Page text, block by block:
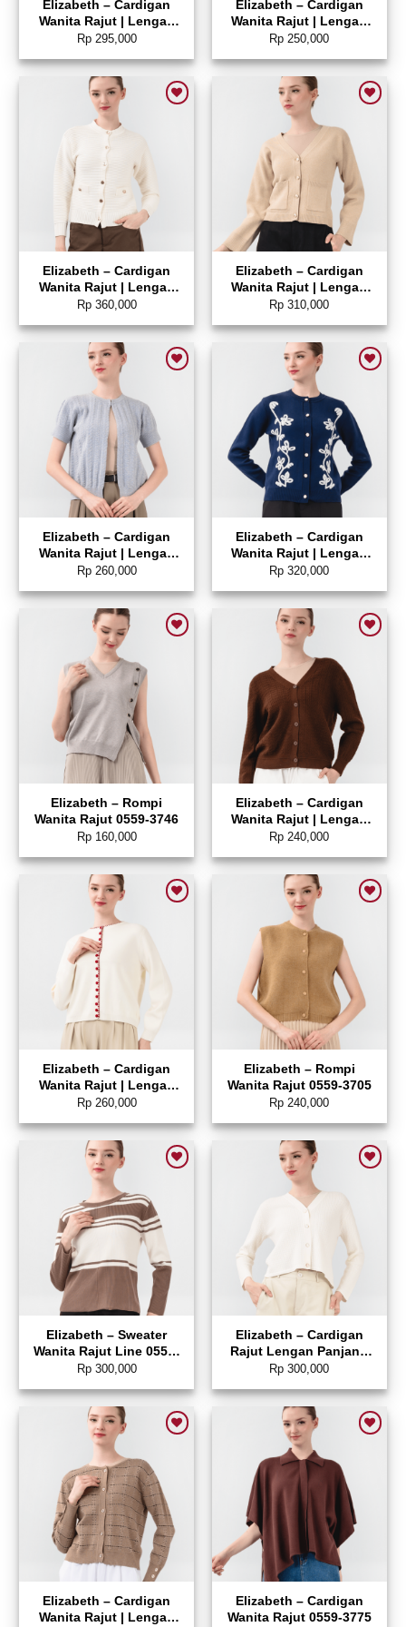
Elizabeth – Cardigan
Wanita Rajut | Lengan
Panjang 0559-3776
Rp295,000
Elizabeth – Cardigan
Wanita Rajut | Lengan
Panjang 0559-3774
Rp 250,000
Elizabeth – Cardigan
Wanita Rajut | Lengan
Panjang 0559-3770
Rp360,000
Add to wishlist
Elizabeth – Cardigan
Wanita Rajut | Lengan
Panjang 0559-3767
Rp 310,000
Elizabeth – Cardigan
Wanita Rajut | Lengan
Pendek 0559-3765
Rp260,000
Add to wishlist
Elizabeth – Cardigan
Wanita Rajut | Lengan
Panjang 0559-3764
Rp 320,000
Add to wishlist
Elizabeth – Rompi
Wanita Rajut 0559-3746
Rp160,000
Elizabeth – Cardigan
Wanita Rajut | Lengan
Panjang 0559-3742
Rp 240,000
Add to wishlist
Elizabeth – Cardigan
Wanita Rajut | Lengan
Panjang 0559-3739
Rp260,000
Add to wishlist
Elizabeth – Rompi
Wanita Rajut 0559-3705
Rp 240,000
Add to wishlist
Elizabeth – Sweater
Wanita Rajut Line 0559-
3644
Rp300,000
Add to wishlist
Elizabeth – Cardigan
Rajut Lengan Panjang
0559-3633
Rp 300,000
Add to wishlist
Elizabeth – Cardigan
Wanita Rajut | Lengan
Add to wishlist
Elizabeth – Cardigan
Wanita Rajut 0559-3775